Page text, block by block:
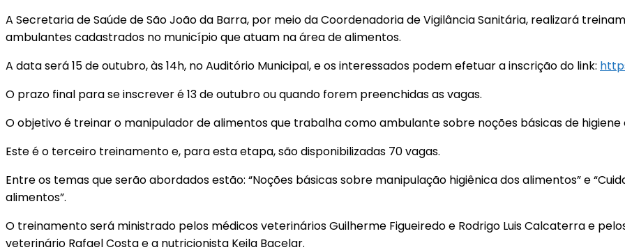
A Secretaria de Saúde de São João da Barra, por meio da Coordenadoria de Vigilância Sanitária, realizará
ambulantes cadastrados no município que atuam na área de alimentos.
A data será 15 de outubro, às 14h, no Auditório Municipal, e os interessados podem efetuar a inscrição do link:
O prazo final para se inscrever é 13 de outubro ou quando forem preenchidas as vagas.
O objetivo é treinar o manipulador de alimentos que trabalha como ambulante sobre noções básicas de
Este é o terceiro treinamento e, para esta etapa, são disponibilizadas 70 vagas.
Entre os temas que serão abordados estão: “Noções básicas sobre manipulação higiênica dos alimentos” e
alimentos”.
O treinamento será ministrado pelos médicos veterinários Guilherme Figueiredo e Rodrigo Luis Calcaterra e
veterinário Rafael Costa e a nutricionista Keila Bacelar.